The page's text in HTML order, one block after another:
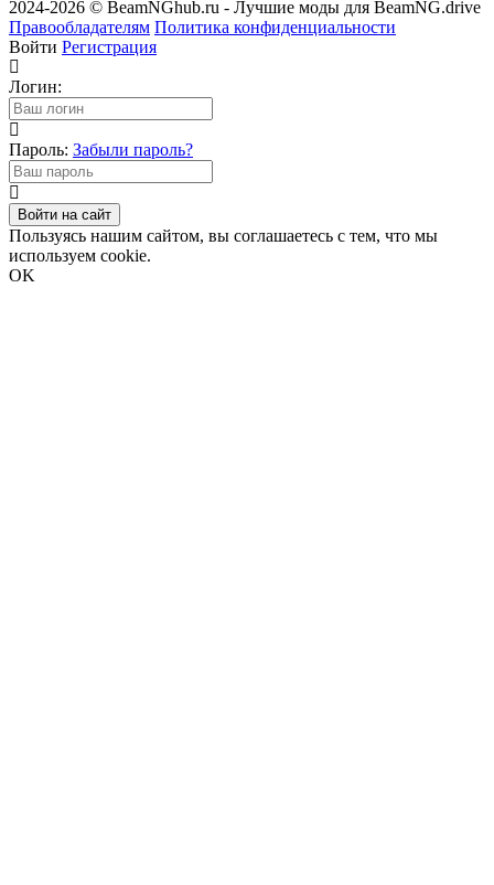
2024-2026 © BeamNGhub.ru - Лучшие моды для BeamNG.drive
Правообладателям Политика конфиденциальности
Войти Регистрация
Логин:
Пароль: Забыли пароль?
Войти на сайт
Пользуясь нашим сайтом, вы соглашаетесь с тем, что мы
используем cookie.
OK